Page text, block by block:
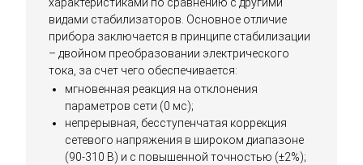
видами стабилизаторов. Основное отличие
прибора заключается в принципе стабилизации
– двойном преобразовании электрического
тока, за счет чего обеспечивается:
мгновенная реакция на отклонения
параметров сети (0 мс);
непрерывная, бесступенчатая коррекция
сетевого напряжения в широком диапазоне
(90-310 В) и с повышенной точностью (±2%);